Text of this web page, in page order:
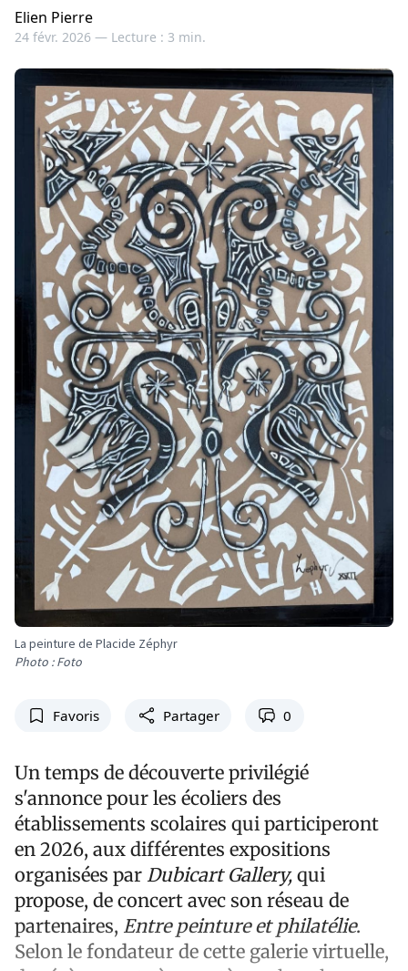
Elien Pierre
24 févr. 2026 — Lecture : 3 min.
La peinture de Placide Zéphyr
Photo : Foto
Favoris Partager 0
Un temps de découverte privilégié
s'annonce pour les écoliers des
établissements scolaires qui participeront
en 2026, aux différentes expositions
organisées par Dubicart Gallery, qui
propose, de concert avec son réseau de
partenaires, Entre peinture et philatélie.
Selon le fondateur de cette galerie virtuelle,